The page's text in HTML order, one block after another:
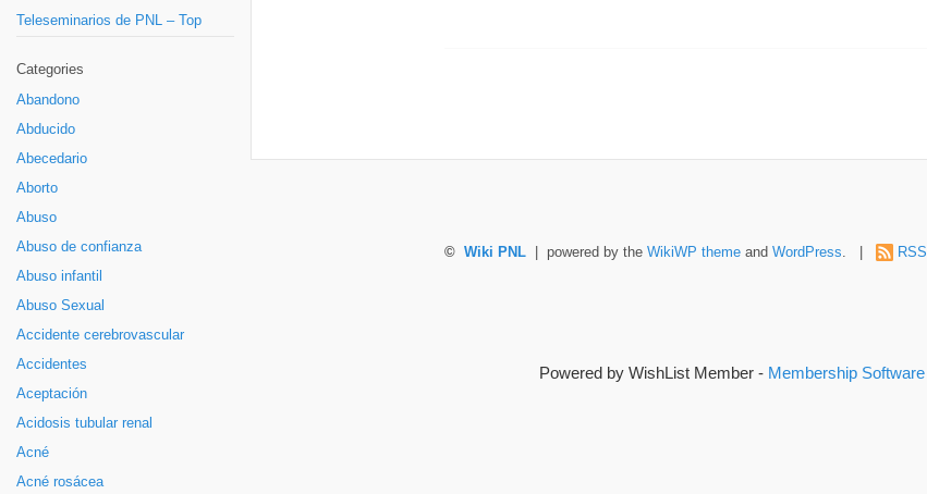
Teleseminarios de PNL – Top
Categories
Abandono
Abducido
Abecedario
Aborto
Abuso
Abuso de confianza
Abuso infantil
Abuso Sexual
Accidente cerebrovascular
Accidentes
Aceptación
Acidosis tubular renal
Acné
Acné rosácea
© Wiki PNL | powered by the WikiWP theme and WordPress. | RSS
Powered by WishList Member - Membership Software